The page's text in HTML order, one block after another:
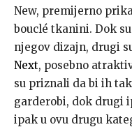
New, premijerno
bouclé tkanini. Dok
njegov dizajn, drugi
Next, posebno
su priznali da bi ih
garderobi, dok drugi
ipak u ovu drugu